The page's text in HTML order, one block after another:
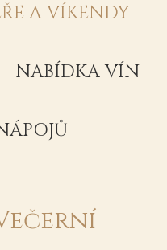
A VÍKENDY
NABÍDKA VÍN